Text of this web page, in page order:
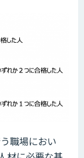
職場におい